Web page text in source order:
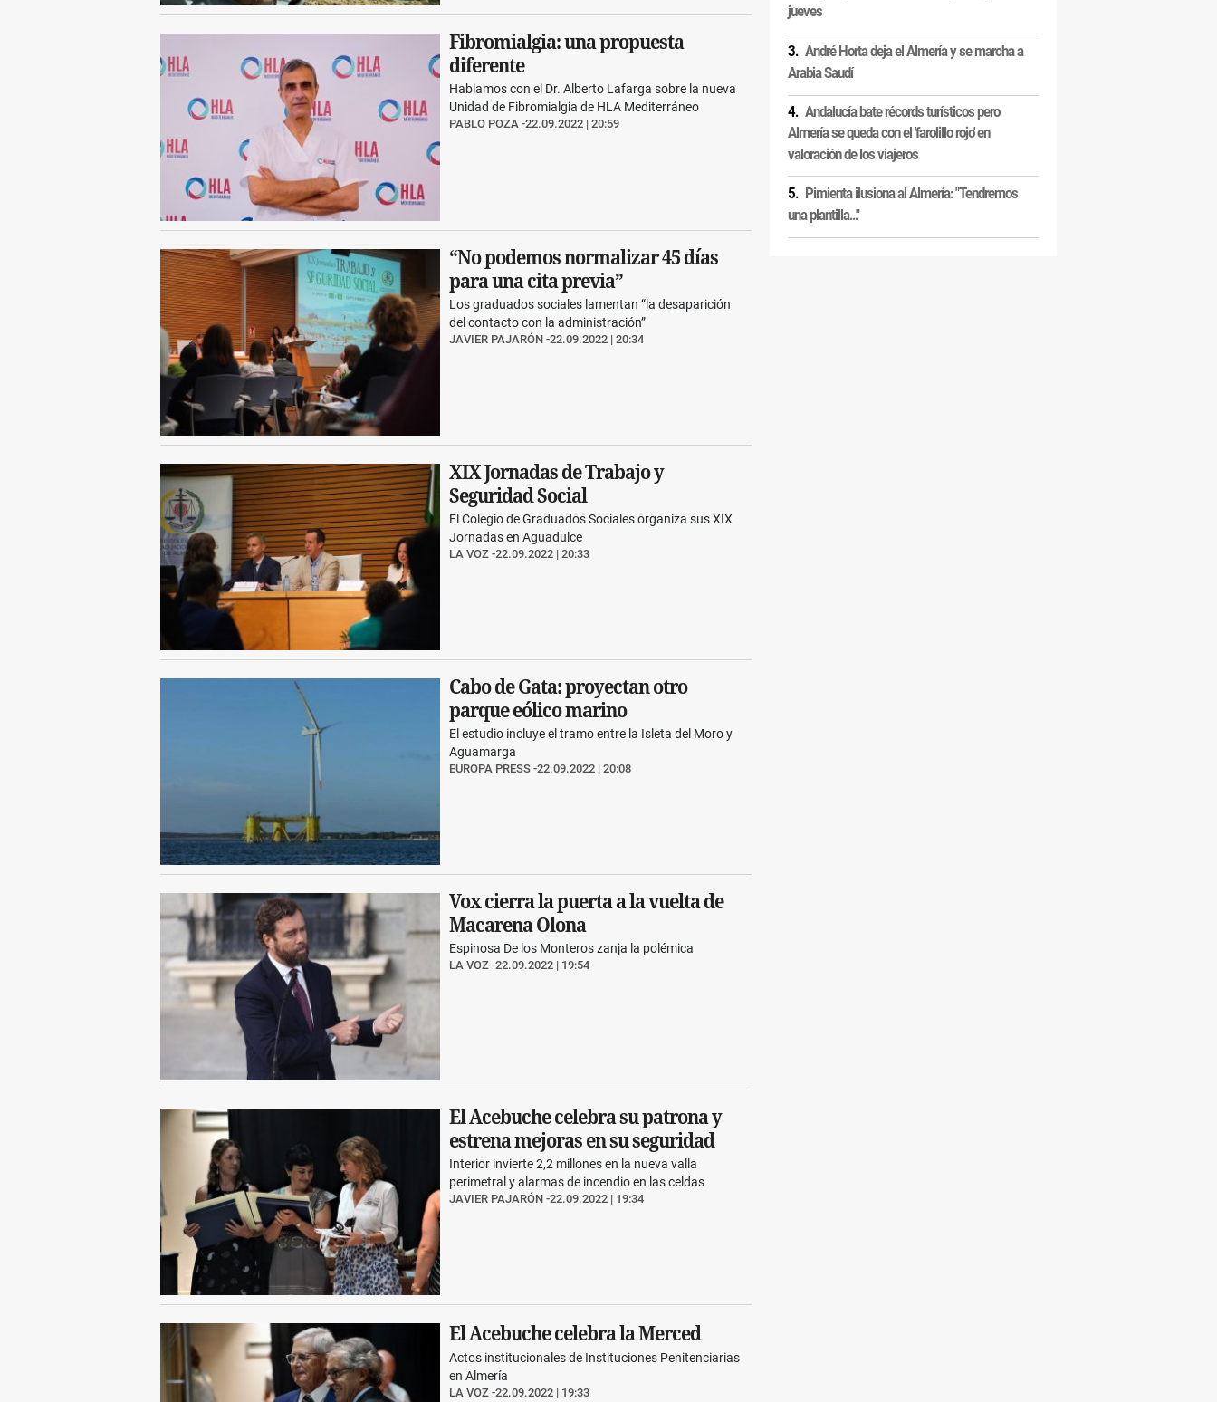
Fibromialgia: una propuesta
diferente
PABLO POZA 22.09.2022 | 20:59
Hablamos con el Dr. Alberto Lafarga sobre la nueva
Unidad de Fibromialgia de HLA Mediterráneo
“No podemos normalizar 45 días
para una cita previa”
JAVIER PAJARÓN 22.09.2022 | 20:34
Los graduados sociales lamentan “la desaparición
del contacto con la administración”
XIX Jornadas de Trabajo y
Seguridad Social
LA VOZ 22.09.2022 | 20:33
El Colegio de Graduados Sociales organiza sus XIX
Jornadas en Aguadulce
Cabo de Gata: proyectan otro
parque eólico marino
EUROPA PRESS 22.09.2022 | 20:08
El estudio incluye el tramo entre la Isleta del Moro y
Aguamarga
Vox cierra la puerta a la vuelta de
Macarena Olona
LA VOZ 22.09.2022 | 19:54
Espinosa De los Monteros zanja la polémica
El Acebuche celebra su patrona y
estrena mejoras en su seguridad
JAVIER PAJARÓN 22.09.2022 | 19:34
Interior invierte 2,2 millones en la nueva valla
perimetral y alarmas de incendio en las celdas
El Acebuche celebra la Merced
LA VOZ 22.09.2022 | 19:33
Actos institucionales de Instituciones Penitenciarias
en Almería
jueves
André Horta deja el Almería y se marcha a
Arabia Saudí
Andalucía bate récords turísticos pero
Almería se queda con el 'farolillo rojo' en
valoración de los viajeros
Pimienta ilusiona al Almería: "Tendremos
una plantilla..."